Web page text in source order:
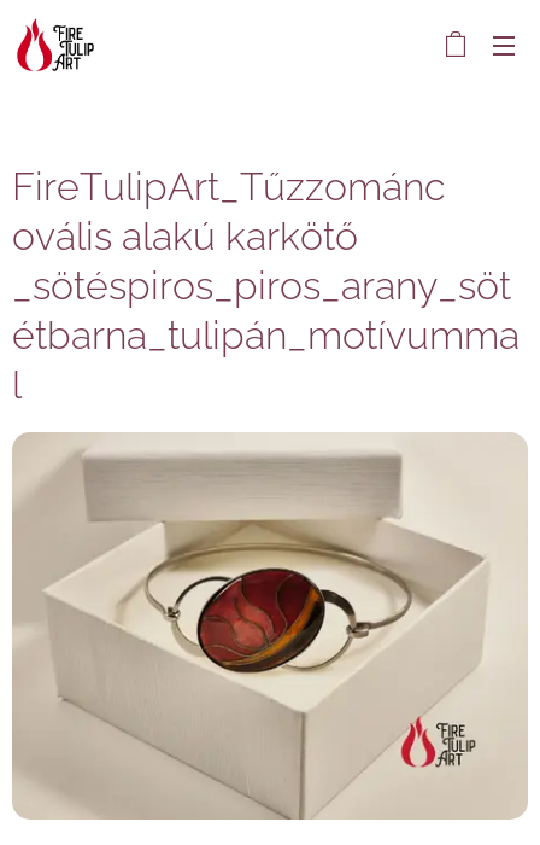
FireTulipArt_Tűzzománc
ovális alakú karkötő
_sötéspiros_piros_arany_söt
étbarna_tulipán_motívumma
l